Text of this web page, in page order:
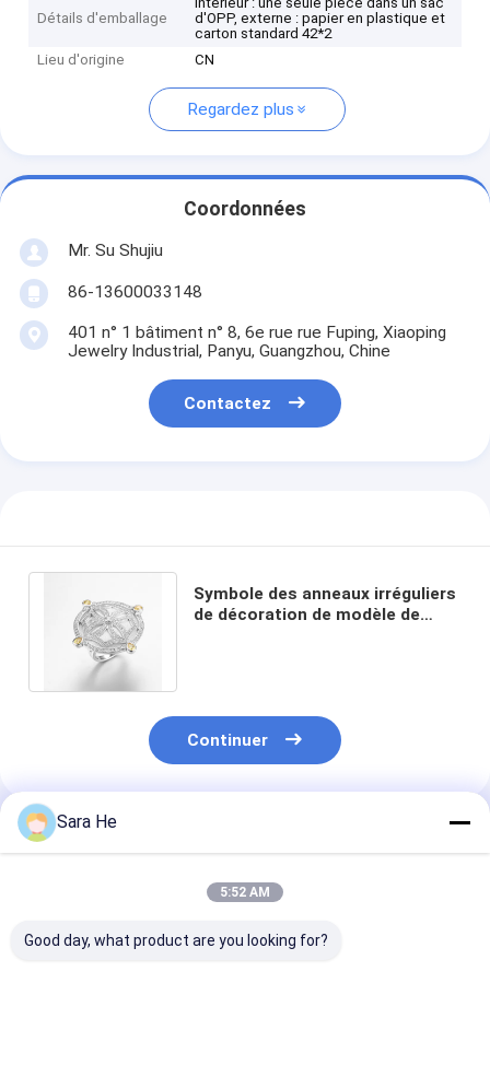
Détails d'emballage
d'OPP, externe : papier en plastique et
carton standard 42*2
Lieu d'origine
CN
Regardez plus
Coordonnées
Mr. Su Shujiu
86-13600033148
401 n° 1 bâtiment n° 8, 6e rue rue Fuping, Xiaoping
Jewelry Industrial, Panyu, Guangzhou, Chine
Contactez
Symbole des anneaux irréguliers
de décoration de modèle de
Continuer
Produits Recommandés
Sara He
5:52 AM
Good day, what product are you looking for?